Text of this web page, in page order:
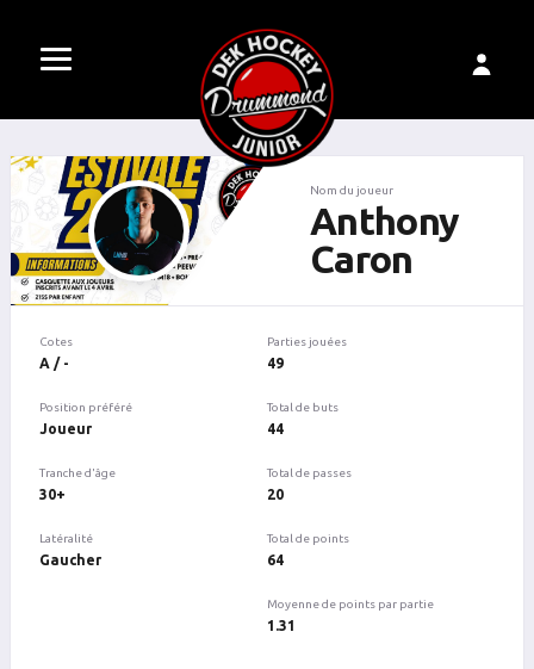
Nom du joueur
Anthony
Caron
Cotes
A / -
Position préféré
Joueur
Tranche d'âge
30+
Latéralité
Gaucher
Parties jouées
49
Total de buts
44
Total de passes
20
Total de points
64
Moyenne de points par partie
1.31